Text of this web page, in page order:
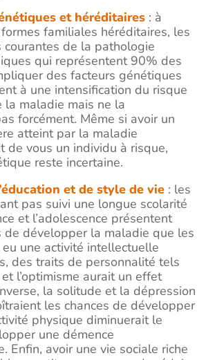
et héréditaires : à
formes familiales héréditaires, les
de la pathologie
qui représentent 90% des
des facteurs génétiques
à une intensification du risque
la maladie mais ne la
forcément. Même si avoir un
atteint par la maladie
de vous un individu à risque,
reste incertaine.
et de style de vie : les
pas suivi une longue scolarité
et l’adolescence présentent
de développer la maladie que les
une activité intellectuelle
des traits de personnalité tels
l’optimisme aurait un effet
la solitude et la dépression
les chances de développer
physique diminuerait le
une démence
Enfin, avoir une vie sociale riche